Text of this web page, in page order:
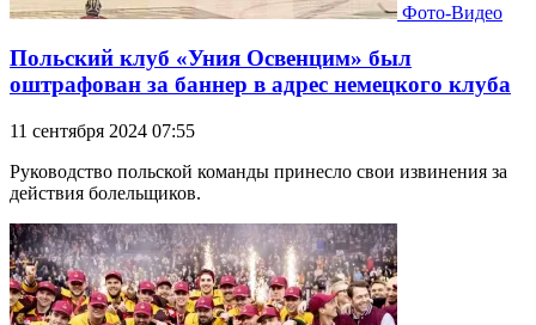
Фото-Видео
Польский клуб «Уния Освенцим» был
оштрафован за баннер в адрес немецкого клуба
11 сентября 2024 07:55
Руководство польской команды принесло свои извинения за
действия болельщиков.